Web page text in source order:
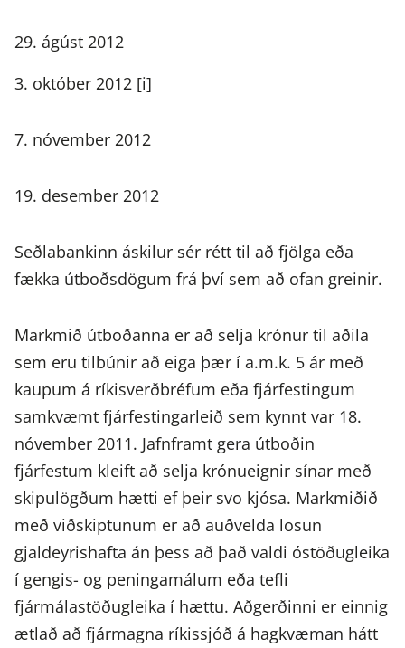
29. ágúst 2012
3. október 2012 [i]
7. nóvember 2012
19. desember 2012
Seðlabankinn áskilur sér rétt til að fjölga eða
fækka útboðsdögum frá því sem að ofan greinir.
Markmið útboðanna er að selja krónur til aðila
sem eru tilbúnir að eiga þær í a.m.k. 5 ár með
kaupum á ríkisverðbréfum eða fjárfestingum
samkvæmt fjárfestingarleið sem kynnt var 18.
nóvember 2011. Jafnframt gera útboðin
fjárfestum kleift að selja krónueignir sínar með
skipulögðum hætti ef þeir svo kjósa. Markmiðið
með viðskiptunum er að auðvelda losun
gjaldeyrishafta án þess að það valdi óstöðugleika
í gengis- og peningamálum eða tefli
fjármálastöðugleika í hættu. Aðgerðinni er einnig
ætlað að fjármagna ríkissjóð á hagkvæman hátt